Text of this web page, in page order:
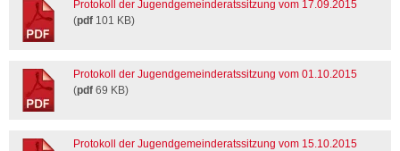
Protokoll der Jugendgemeinderatssitzung vom 17.09.2015
(pdf 101 KB)
Protokoll der Jugendgemeinderatssitzung vom 01.10.2015
(pdf 69 KB)
Protokoll der Jugendgemeinderatssitzung vom 15.10.2015